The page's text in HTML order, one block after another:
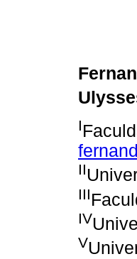
I
II
III
IV
V